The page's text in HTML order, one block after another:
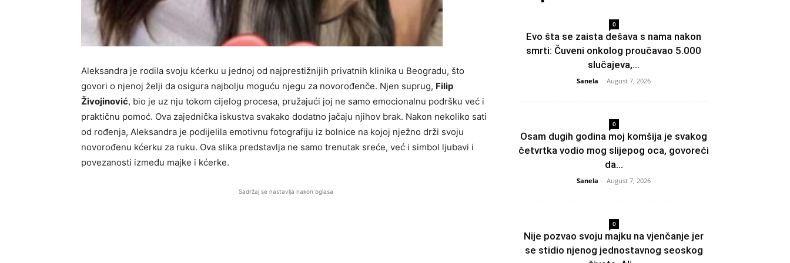
Aleksandra je rodila svoju kćerku u jednoj od najprestižnijih privatnih klinika u Beogradu, što
govori o njenoj želji da osigura najbolju moguću njegu za novorođenče. Njen suprug, Filip
Živojinović, bio je uz nju tokom cijelog procesa, pružajući joj ne samo emocionalnu podršku već i
praktičnu pomoć. Ova zajednička iskustva svakako dodatno jačaju njihov brak. Nakon nekoliko sati
od rođenja, Aleksandra je podijelila emotivnu fotografiju iz bolnice na kojoj nježno drži svoju
novorođenu kćerku za ruku. Ova slika predstavlja ne samo trenutak sreće, već i simbol ljubavi i
povezanosti između majke i kćerke.
Sadržaj se nastavlja nakon oglasa
0
Evo šta se zaista dešava s nama nakon
smrti: Čuveni onkolog proučavao 5.000
slučajeva,...
Sanela - August 7, 2026
0
Osam dugih godina moj komšija je svakog
četvrtka vodio mog slijepog oca, govoreći
da...
Sanela - August 7, 2026
0
Nije pozvao svoju majku na vjenčanje jer
se stidio njenog jednostavnog seoskog